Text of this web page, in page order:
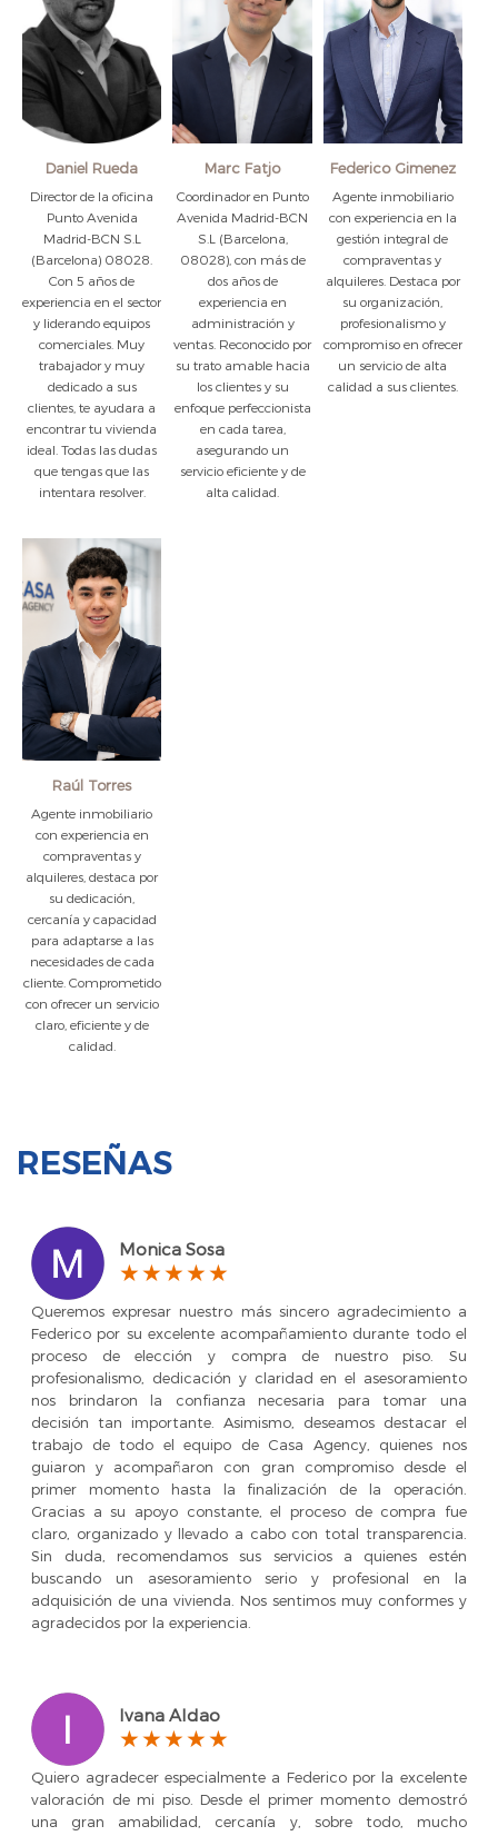
Daniel Rueda
Director de la oficina
Punto Avenida
Madrid-BCN S.L
(Barcelona) 08028.
Con 5 años de
experiencia en el sector
y liderando equipos
comerciales. Muy
trabajador y muy
dedicado a sus
clientes, te ayudara a
encontrar tu vivienda
ideal. Todas las dudas
que tengas que las
intentara resolver.
Marc Fatjo
Coordinador en Punto
Avenida Madrid-BCN
S.L (Barcelona,
08028), con más de
dos años de
experiencia en
administración y
ventas. Reconocido por
su trato amable hacia
los clientes y su
enfoque perfeccionista
en cada tarea,
asegurando un
servicio eficiente y de
alta calidad.
Federico Gimenez
Agente inmobiliario
con experiencia en la
gestión integral de
compraventas y
alquileres. Destaca por
su organización,
profesionalismo y
compromiso en ofrecer
un servicio de alta
calidad a sus clientes.
Raúl Torres
Agente inmobiliario
con experiencia en
compraventas y
alquileres, destaca por
su dedicación,
cercanía y capacidad
para adaptarse a las
necesidades de cada
cliente. Comprometido
con ofrecer un servicio
claro, eficiente y de
calidad.
RESEÑAS
Monica Sosa
Queremos expresar nuestro más sincero agradecimiento a
Federico por su excelente acompañamiento durante todo el
proceso de elección y compra de nuestro piso. Su
profesionalismo, dedicación y claridad en el asesoramiento
nos brindaron la confianza necesaria para tomar una
decisión tan importante. Asimismo, deseamos destacar el
trabajo de todo el equipo de Casa Agency, quienes nos
guiaron y acompañaron con gran compromiso desde el
primer momento hasta la finalización de la operación.
Gracias a su apoyo constante, el proceso de compra fue
claro, organizado y llevado a cabo con total transparencia.
Sin duda, recomendamos sus servicios a quienes estén
buscando un asesoramiento serio y profesional en la
adquisición de una vivienda. Nos sentimos muy conformes y
agradecidos por la experiencia.
Ivana Aldao
Quiero agradecer especialmente a Federico por la excelente
valoración de mi piso. Desde el primer momento demostró
una gran amabilidad, cercanía y, sobre todo, mucho